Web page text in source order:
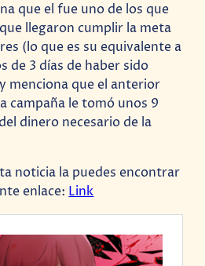
que el fue uno de los que
llegaron cumplir la meta
(lo que es su equivalente a
de 3 días de haber sido
menciona que el anterior
campaña le tomó unos 9
dinero necesario de la
noticia la puedes encontrar
enlace: Link